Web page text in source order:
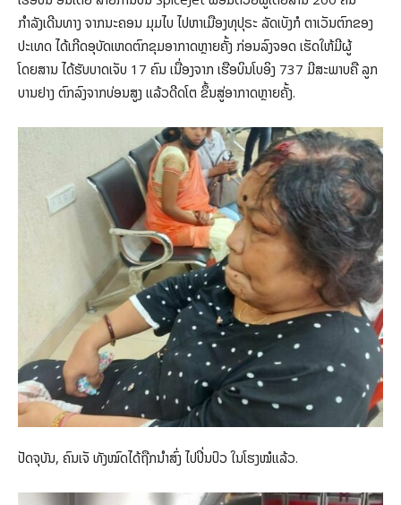
ກຳລັງ​ເດີນທາງ ຈາກ​ນະຄອນ ມຸມ​ໄບ ໄປຫາ​ເມືອງທຸ​ປຸຣະ ລັດ​ເບັງ​ກໍ​ ຕາ​ເວັນ​ຕົກຂອງ
ປະເທດ ໄດ້​ເກີດ​ອຸບັດ​ເຫດຕົກ​ຂຸມອາກາດຫຼາຍ​ຄັ້ງ ກ່ອນ​ລົງ​ຈອດ ​ເຮັດ​ໃຫ້​ມີຜູ້​
ໂດຍສານ ​ໄດ້​ຮັບ​ບາດ​ເຈັບ 17 ຄົນ ​ເນື່ອງ​ຈາກ​ ເຮືອບິນໂບອິງ 737 ມີ​ສະພາບຄື ລູກ​
ບານ​ຢາງ ຕົກລົງ​ຈາກ​ບ່ອນ​ສູງ ​ແລ້ວ​ດີດ​ໂຕ​ ຂຶ້ນ​ສູ່​ອາກາດຫຼາຍ​ຄັ້ງ.
ປັດຈຸບັນ, ຄົນ​ເຈັ ​ທັງ​ໝົດໄດ້ຖືກ​ນຳ​ສົ່ງ ​ໄປ​ປິ່ນປົວ ​ໃນ​ໂຮງໝໍ​ແລ້ວ.